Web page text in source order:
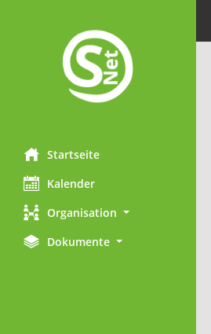
Startseite
Kalender
Organisation
Dokumente